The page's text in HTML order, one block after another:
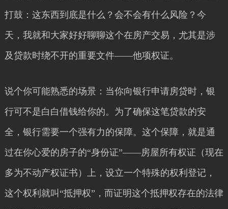
打鼓：这东西到底是什么？会不会有什么风险？今
天，我就和大家好好聊聊这个在房产交易，尤其是涉
及贷款时绕不开的重要文件——他项权证。
说个你可能熟悉的场景：当你向银行申请房贷时，银
行可不是白白借钱给你的。为了确保这笔贷款的安
全，银行需要一个强有力的保障。这个保障，就是通
过在你心爱的房子的“身份证”——房屋所有权证（现在
多为不动产权证书）上，设立一个特殊的权利登记，
这个权利就叫“抵押权”，而证明这个抵押权存在的法律